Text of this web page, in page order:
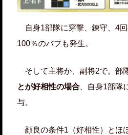
自身1部隊に穿撃、錬守、4
100％のバフも発生。
そして主将か、副将2で。部
とが好相性の場合 、自身1部隊
与。
顔良の条件1（好相性）とほ